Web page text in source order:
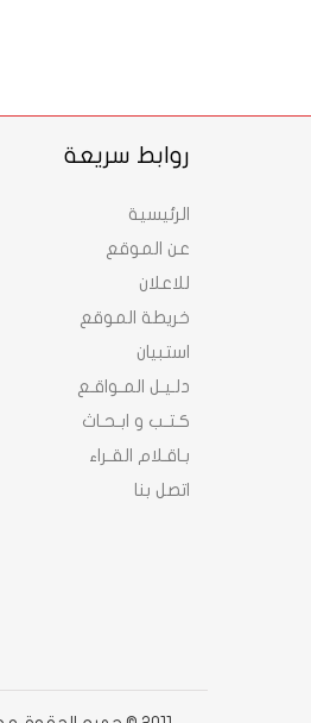
روابط سريعة
الرئيسية
عن الموقع
للاعلان
خريطة الموقع
استبيان
دلـيـل المـواقـع
كـتـب و ابـحـاث
بـاقـلام القـراء
اتصل بنا